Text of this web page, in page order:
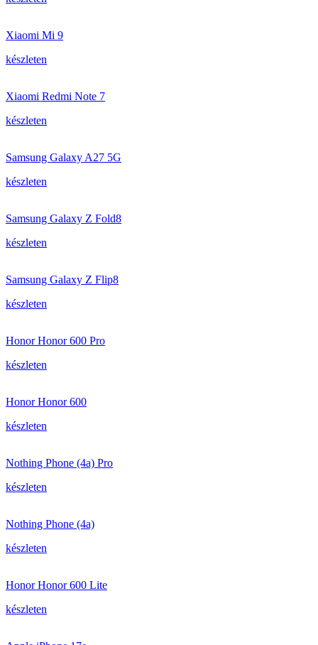
Xiaomi Mi 9
készleten
Xiaomi Redmi Note 7
készleten
Samsung Galaxy A27 5G
készleten
Samsung Galaxy Z Fold8
készleten
Samsung Galaxy Z Flip8
készleten
Honor Honor 600 Pro
készleten
Honor Honor 600
készleten
Nothing Phone (4a) Pro
készleten
Nothing Phone (4a)
készleten
Honor Honor 600 Lite
készleten